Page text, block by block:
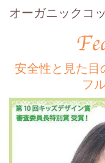
オーガニックコ
安全性と見た目
フ